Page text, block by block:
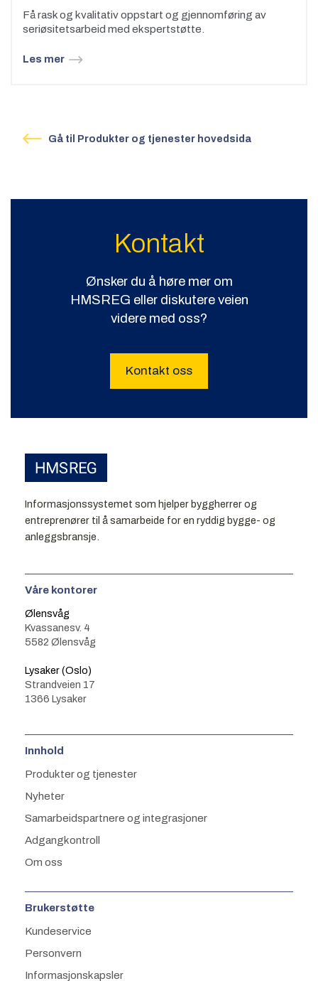
Få rask og kvalitativ oppstart og gjennomføring av
seriøsitetsarbeid med ekspertstøtte.
Les mer
Gå til Produkter og tjenester hovedsida
Kontakt
Ønsker du å høre mer om
HMSREG eller diskutere veien
videre med oss?
Kontakt oss
Informasjonssystemet som hjelper byggherrer og
entreprenører til å samarbeide for en ryddig bygge- og
anleggsbransje.
Våre kontorer
Ølensvåg
Kvassanesv. 4
5582 Ølensvåg
Lysaker (Oslo)
Strandveien 17
1366 Lysaker
Innhold
Produkter og tjenester
Nyheter
Samarbeidspartnere og integrasjoner
Adgangkontroll
Om oss
Brukerstøtte
Kundeservice
Personvern
Informasjonskapsler